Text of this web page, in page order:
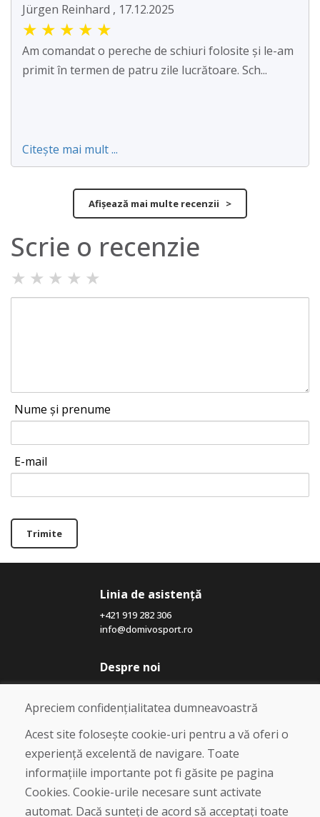
Jürgen Reinhard , 17.12.2025
★ ★ ★ ★ ★
Am comandat o pereche de schiuri folosite și le-am
primit în termen de patru zile lucrătoare. Sch...
Citește mai mult ...
Afișează mai multe recenzii >
Scrie o recenzie
★ ★ ★ ★ ★
Nume și prenume
E-mail
Trimite
Linia de asistență
+421 919 282 306
info@domivosport.ro
Despre noi
Blog
Despre noi
Magazin
Contact
Cumpărare
Magazin online
Apreciem confidențialitatea dumneavoastră
Acest site folosește cookie-uri pentru a vă oferi o
experiență excelentă de navigare. Toate
informațiile importante pot fi găsite pe pagina
Cookies. Cookie-urile necesare sunt activate
automat. Dacă sunteți de acord să acceptați toate